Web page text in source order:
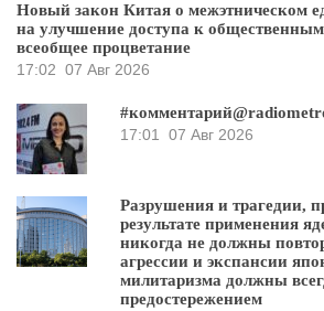
Новый закон Китая о межэтническом
на улучшение доступа к
всеобщее процветание
17:02 07 Авг 2026
17:01
07 Авг 2026
Разрушения и трагедии,
результате применения
никогда не должны
агрессии и экспансии
милитаризма должны
предостережением